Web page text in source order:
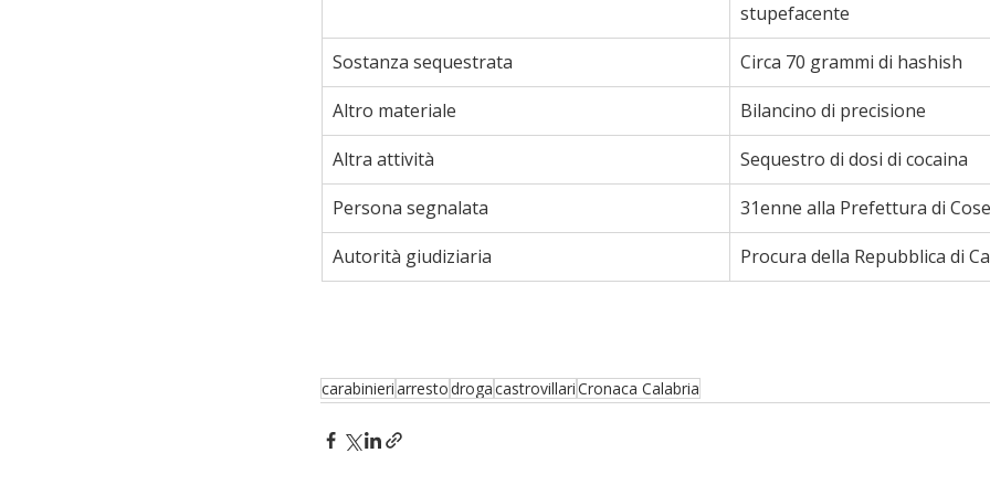
stupefacente
Sostanza sequestrata
Circa 70 grammi di hashish
Altro materiale
Bilancino di precisione
Altra attività
Sequestro di dosi di cocaina
Persona segnalata
31enne alla Prefettura di
Autorità giudiziaria
Procura della Repubblica di
carabinieriarrestodrogacastrovillariCronaca Calabria